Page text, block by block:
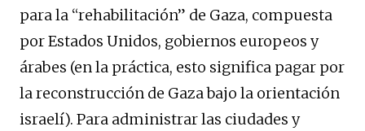
para la “rehabilitación” de Gaza, compuesta
por Estados Unidos, gobiernos europeos y
árabes (en la práctica, esto significa pagar por
la reconstrucción de Gaza bajo la orientación
israelí). Para administrar las ciudades y